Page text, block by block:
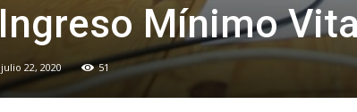
Ingreso Mínimo
julio 22, 2020 51